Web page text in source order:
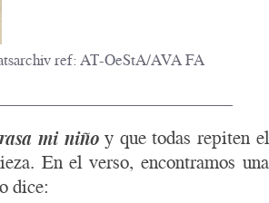
ref: AT-OeStA/AVA FA
mi niñoy que todas repiten el
En el verso, encontramos una
dice: